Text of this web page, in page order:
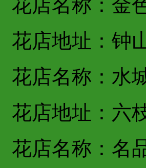
花店名称：金
花店地址：钟
花店名称：水
花店地址：六
花店名称：名